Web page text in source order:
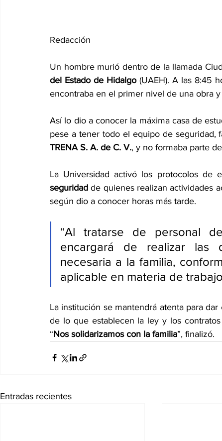
Redacción
Un hombre murió dentro de la llamada
del Estado de Hidalgo (UAEH). A las 8:45
encontraba en el primer nivel de una obra y
Así lo dio a conocer la máxima casa de
pese a tener todo el equipo de seguridad,
TRENA S. A. de C. V., y no formaba parte
La Universidad activó los protocolos de
seguridad de quienes realizan actividades
según dio a conocer horas más tarde.
“Al tratarse de personal
encargará de realizar las
necesaria a la familia,
aplicable en materia de
La institución se mantendrá atenta para
de lo que establecen la ley y los
“Nos solidarizamos con la familia”, finalizó.
Entradas recientes